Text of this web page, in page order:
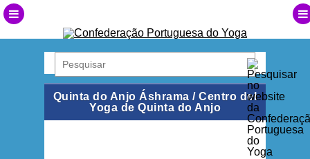
Quinta do Anjo Áshrama / Centro del
Yoga de Quinta do Anjo